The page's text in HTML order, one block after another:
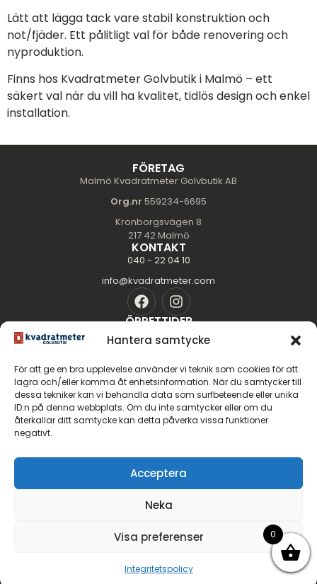
Hantera samtycke
För att ge en bra upplevelse använder vi teknik som cookies för att
lagra och/eller komma åt enhetsinformation. När du samtycker till
dessa tekniker kan vi behandla data som surfbeteende eller unika
ID:n på denna webbplats. Om du inte samtycker eller om du
återkallar ditt samtycke kan detta påverka vissa funktioner
negativt.
Acceptera
Neka
Visa preferenser
Integritetspolicy
Lätt att lägga tack vare stabil konstruktion och
not/fjäder. Ett pålitligt val för både renovering och
nyproduktion.
Finns hos Kvadratmeter Golvbutik i Malmö – ett
säkert val när du vill ha kvalitet, tidlös design och enkel
installation.
FÖRETAG
Malmö Kvadratmeter Golvbutik AB
Org.nr 559234-6695
Kronborgsvägen 8
217 42 Malmö
KONTAKT
040 - 22 04 10
info@kvadratmeter.com
ÖPPETTIDER
Mån-Tors: 10.00 - 18.00
Lördag: 11.00 - 14.00
Söndag: Stängt
SIDOR
Golvguiden
Kontakt
GOLV
Massiva trägolv
Parkettgolv
© 2026 Malmö Kvadratmeter Golvbutik AB
0